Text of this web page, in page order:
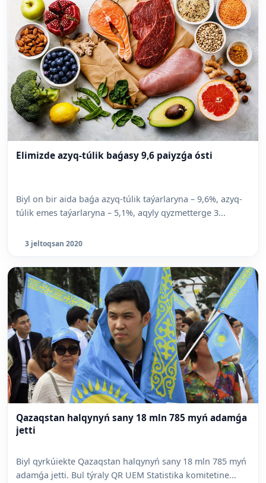
Elimizde azyq-túlik baǵasy 9,6 paiyzǵa ósti
Biyl on bir aida baǵa azyq-túlik taýarlaryna – 9,6%, azyq-
túlik emes taýarlaryna – 5,1%, aqyly qyzmetterge 3...
3 jeltoqsan 2020
Qazaqstan halqynyń sany 18 mln 785 myń adamǵa
jetti
Biyl qyrkúiekte Qazaqstan halqynyń sany 18 mln 785 myń
adamǵa jetti. Bul týraly QR UEM Statistika komitetine...